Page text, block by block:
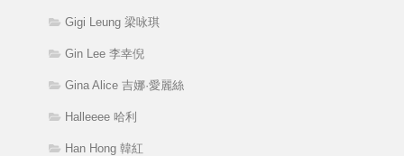
Gigi Leung 梁咏琪
Gin Lee 李幸倪
Gina Alice 吉娜·愛麗絲
Halleeee 哈利
Han Hong 韓紅